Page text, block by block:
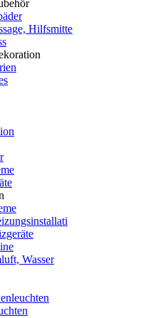
Hilfsmitte
Wasser